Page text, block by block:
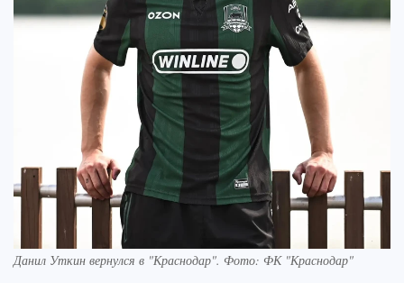
Данил Уткин вернулся в "Краснодар". Фото: ФК "Краснодар"